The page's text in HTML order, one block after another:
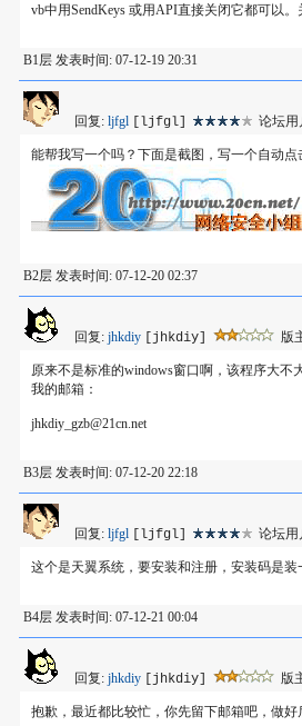
vb中用SendKeys 或用API直接关闭它都可以
B1层 发表时间: 07-12-19 20:31
回复: ljfgl [ljfgl] 论坛用
能帮我写一个吗？下面是截图，写一个自动点
B2层 发表时间: 07-12-20 02:37
回复: jhkdiy [jhkdiy] 版
原来不是标准的windows窗口啊，该程序大
我的邮箱：
jhkdiy_gzb@21cn.net
B3层 发表时间: 07-12-20 22:18
回复: ljfgl [ljfgl] 论坛用
这个是天翼系统，要安装和注册，安装码是
B4层 发表时间: 07-12-21 00:04
回复: jhkdiy [jhkdiy] 版
抱歉，最近都比较忙，你先留下邮箱吧，做好